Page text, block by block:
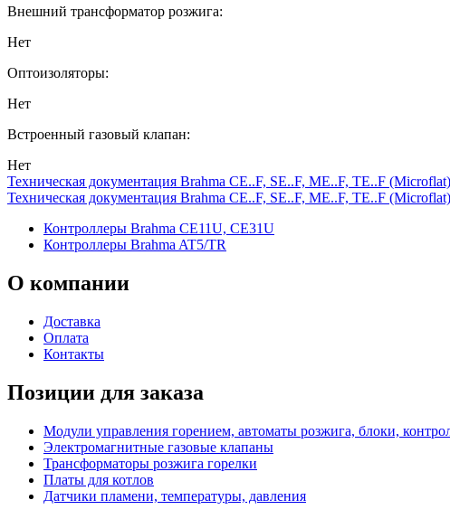
Внешний трансформатор розжига:
Нет
Оптоизоляторы:
Нет
Встроенный газовый клапан:
Нет
Техническая документация Brahma CE..F, SE..F, ME..F, TE..F
Техническая документация Brahma CE..F, SE..F, ME..F, TE..F
Контроллеры Brahma CE11U, CE31U
Контроллеры Brahma AT5/TR
О компании
Доставка
Оплата
Контакты
Позиции для заказа
Модули управления горением, автоматы розжига, блоки,
Электромагнитные газовые клапаны
Трансформаторы розжига горелки
Платы для котлов
Датчики пламени, температуры, давления